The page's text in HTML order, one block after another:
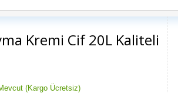
Kremi Cif 20L Kaliteli
(Kargo Ücretsiz)